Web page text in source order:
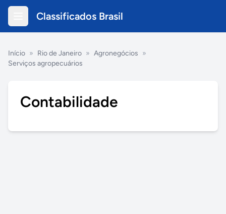
Classificados Brasil
Início » Rio de Janeiro » Agronegócios »
Serviços agropecuários
Contabilidade